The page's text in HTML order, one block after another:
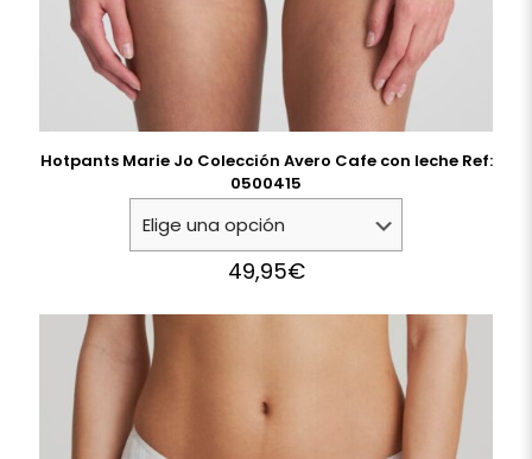
Hotpants Marie Jo Colección Avero Cafe con leche Ref:
0500415
49,95€